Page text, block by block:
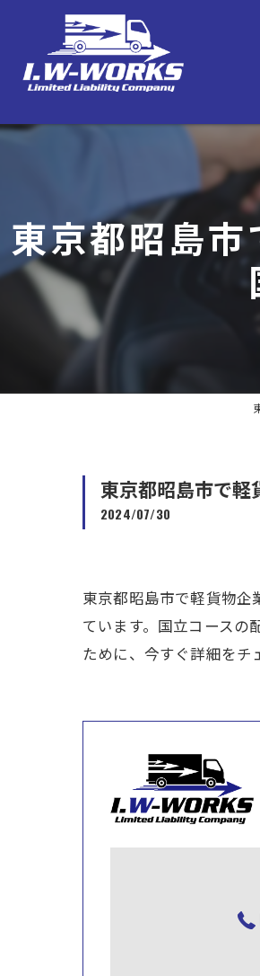
東京都昭島
東京都昭島市で軽
2024/07/30
東京都昭島市で軽貨物
ています。国立コースの
ために、今すぐ詳細をチ